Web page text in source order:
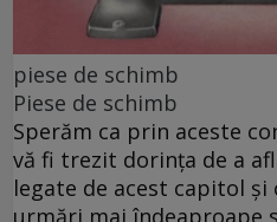
piese de schimb
Piese de schimb
Sperăm ca prin aceste
vă fi trezit dorința de a
legate de acest capitol
urmări mai îndeaproape